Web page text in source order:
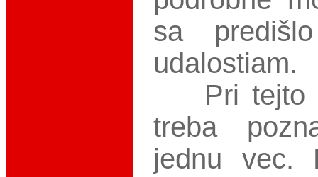
sa
udalostiam.
Pri tejto
treba
jednu vec.